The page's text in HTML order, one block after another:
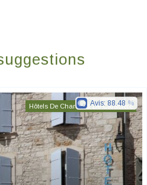
Hôtels De Charme & De Caractère
Avis: 88.48